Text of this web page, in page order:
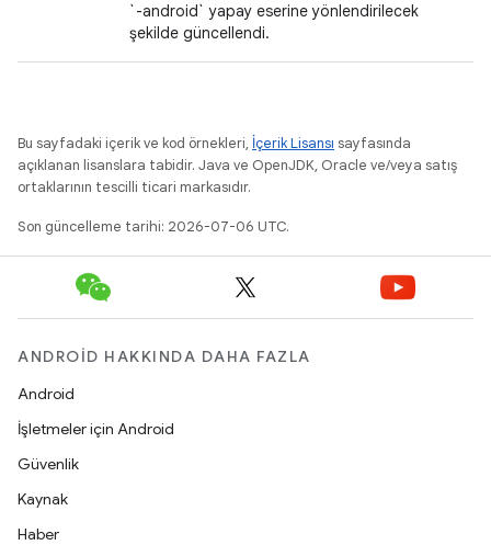
`-android` yapay eserine yönlendirilecek
şekilde güncellendi.
Bu sayfadaki içerik ve kod örnekleri, İçerik Lisansı sayfasında
açıklanan lisanslara tabidir. Java ve OpenJDK, Oracle ve/veya satış
ortaklarının tescilli ticari markasıdır.
Son güncelleme tarihi: 2026-07-06 UTC.
ANDROID HAKKINDA DAHA FAZLA
Android
İşletmeler için Android
Güvenlik
Kaynak
Haber